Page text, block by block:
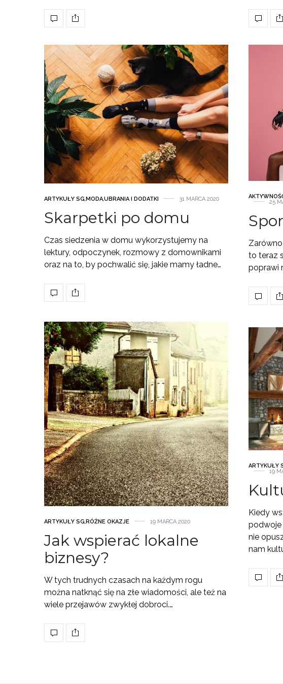
ARTYKUŁY SG MODAUBRANIA I DODATKI 31 MARCA 2020
Skarpetki po domu
Czas siedzenia w domu wykorzystujemy na
lektury, odpoczynek, rozmowy z domownikami
oraz na to, by pochwalić się, jakie mamy ładne…
25
to teraz
poprawi
ARTYKUŁY SG,RÓŻNE OKAZJE 19 MARCA 2020
Jak wspierać lokalne
biznesy?
W tych trudnych czasach na każdym rogu
można natknąć się na złe wiadomości, ale też na
wiele przejawów zwykłej dobroci.…
ARTYKUŁY
19
Kiedy
podwoje
nie
nam